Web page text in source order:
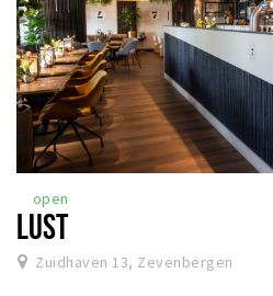
open
LUST
Zuidhaven 13, Zevenbergen